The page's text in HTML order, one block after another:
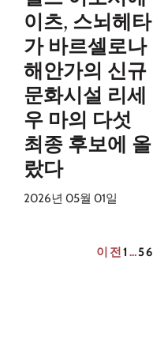
이츠, 스뇌헤타
가 바르셀로나
해안가의 신규
문화시설 리세
우 마의 다섯
최종 후보에 올
랐다
2026년 05월 01일
이전1 …56